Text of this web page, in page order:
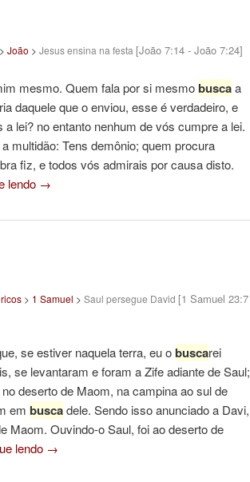
> João > Jesus ensina na festa [João 7:14 - João 7:24]
mesmo. Quem fala por si mesmobuscaa
daquele que o enviou, esse é verdadeiro, e
lei? no entanto nenhum de vós cumpre a lei.
multidão: Tens demônio; quem procura
fiz, e todos vós admirais por causa disto.
lendo →
> 1 Samuel > Saul persegue David [1 Samuel 23:7
se estiver naquela terra, eu obuscarei
se levantaram e foram a Zife adiante de Saul;
deserto de Maom, na campina ao sul de
em buscadele. Sendo isso anunciado a Davi,
Maom. Ouvindo-o Saul, foi ao deserto de
lendo →